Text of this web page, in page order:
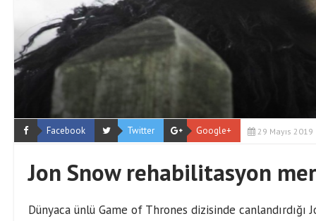
Facebook Twitter Google+ 29 Mayıs 2019
Jon Snow rehabilitasyon
Dünyaca ünlü Game of Thrones dizisinde